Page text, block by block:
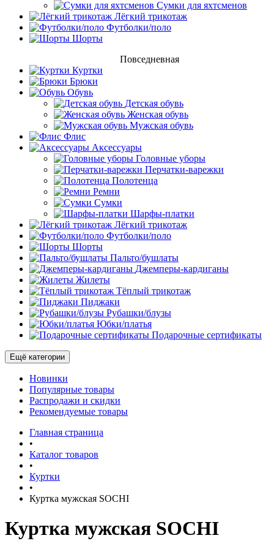
Сумки для яхтсменов
Лёгкий трикотаж
Футболки/поло
Шорты
Повседневная
Куртки
Брюки
Обувь
Детская обувь
Женская обувь
Мужская обувь
Флис
Аксессуары
Головные уборы
Перчатки-варежки
Полотенца
Ремни
Сумки
Шарфы-платки
Лёгкий трикотаж
Футболки/поло
Шорты
Пальто/бушлаты
Джемперы-кардиганы
Жилеты
Тёплый трикотаж
Пиджаки
Рубашки/блузы
Юбки/платья
Подарочные сертификаты
Ещё категории
Новинки
Популярные товары
Распродажи и скидки
Рекомендуемые товары
Главная страница
•
Каталог товаров
•
Куртки
•
Куртка мужская SOCHI
Куртка мужская SOCHI